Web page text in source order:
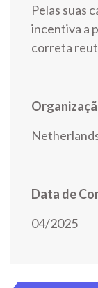
Pelas suas
incentiva a
correta
Data de
04/2025